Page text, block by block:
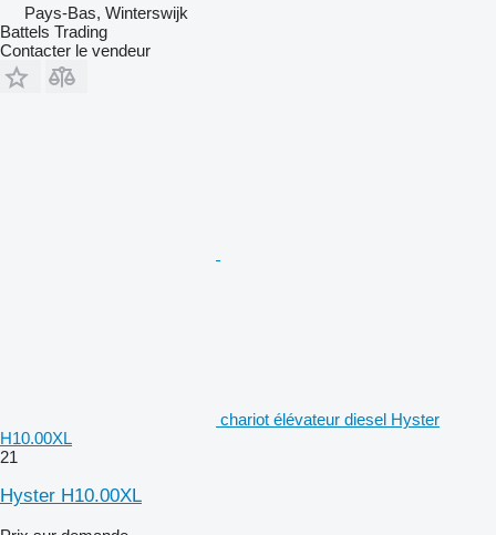
Pays-Bas, Winterswijk
Battels Trading
Contacter le vendeur
chariot élévateur diesel Hyster
H10.00XL
21
Hyster H10.00XL